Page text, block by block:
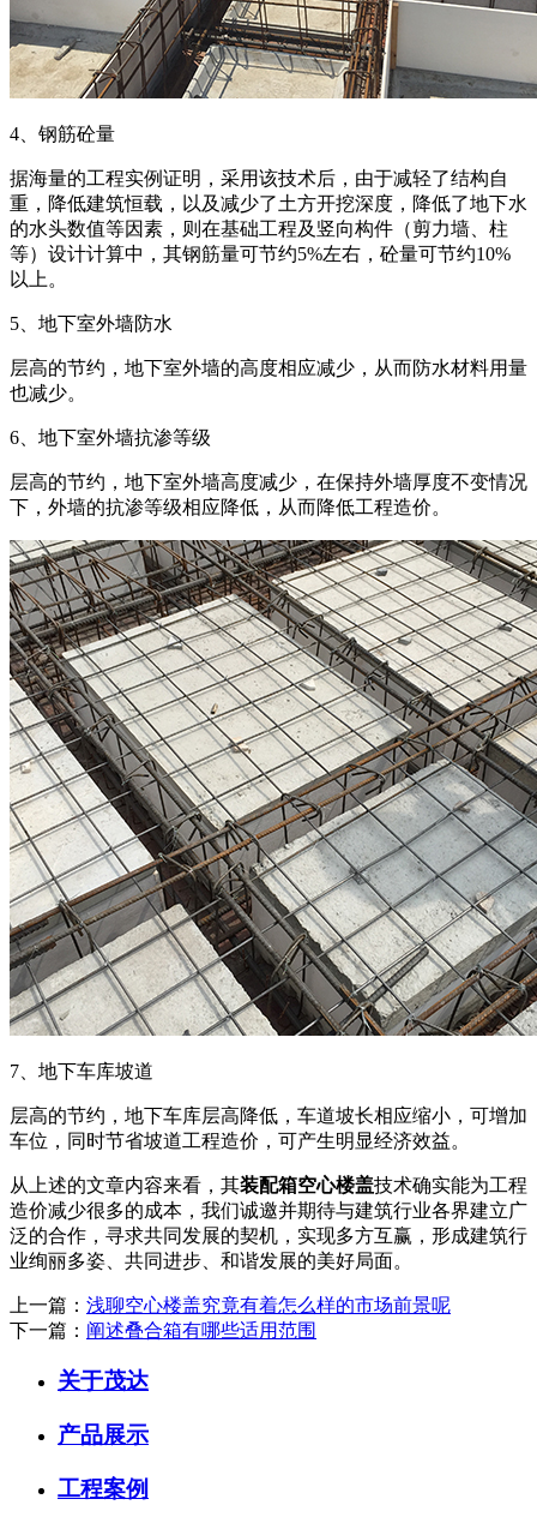
4、钢筋砼量
据海量的工程实例证明，采用该技术后，由于减轻了结构自
重，降低建筑恒载，以及减少了土方开挖深度，降低了地下水
的水头数值等因素，则在基础工程及竖向构件（剪力墙、柱
等）设计计算中，其钢筋量可节约5%左右，砼量可节约10%
以上。
5、地下室外墙防水
层高的节约，地下室外墙的高度相应减少，从而防水材料用量
也减少。
6、地下室外墙抗渗等级
层高的节约，地下室外墙高度减少，在保持外墙厚度不变情况
下，外墙的抗渗等级相应降低，从而降低工程造价。
7、地下车库坡道
层高的节约，地下车库层高降低，车道坡长相应缩小，可增加
车位，同时节省坡道工程造价，可产生明显经济效益。
从上述的文章内容来看，其装配箱空心楼盖技术确实能为工程
造价减少很多的成本，我们诚邀并期待与建筑行业各界建立广
泛的合作，寻求共同发展的契机，实现多方互赢，形成建筑行
业绚丽多姿、共同进步、和谐发展的美好局面。
上一篇： 浅聊空心楼盖究竟有着怎么样的市场前景呢
下一篇： 阐述叠合箱有哪些适用范围
关于茂达
产品展示
工程案例